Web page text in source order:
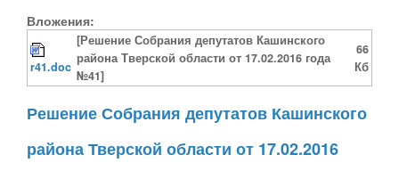
Вложения:
r41.doc
[Решение Собрания депутатов Кашинского
района Тверской области от 17.02.2016 года
№41]
66
Кб
Решение Собрания депутатов Кашинского
района Тверской области от 17.02.2016